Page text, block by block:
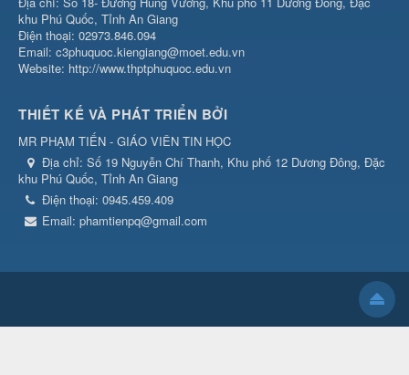
khu Phú Quốc, Tỉnh An Giang
Điện thoại: 02973.846.094
Email: c3phuquoc.kiengiang@moet.edu.vn
Website: http://www.thptphuquoc.edu.vn
THIẾT KẾ VÀ PHÁT TRIỂN BỞI
MR PHẠM TIẾN - GIÁO VIÊN TIN HỌC
Địa chỉ: Số 19 Nguyễn Chí Thanh, Khu phố 12 Dương Đông, Đặc
khu Phú Quốc, Tỉnh An Giang
Điện thoại: 0945.459.409
Email: phamtienpq@gmail.com